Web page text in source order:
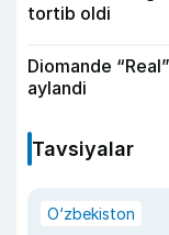
tortib oldi
Diomande
aylandi
Tavsiyalar
O‘zbekiston